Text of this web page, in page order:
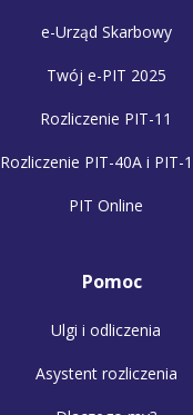
e-Urząd Skarbowy
Twój e-PIT 2025
Rozliczenie PIT-11
Rozliczenie PIT-40A i PIT-
PIT Online
Pomoc
Ulgi i odliczenia
Asystent rozliczenia